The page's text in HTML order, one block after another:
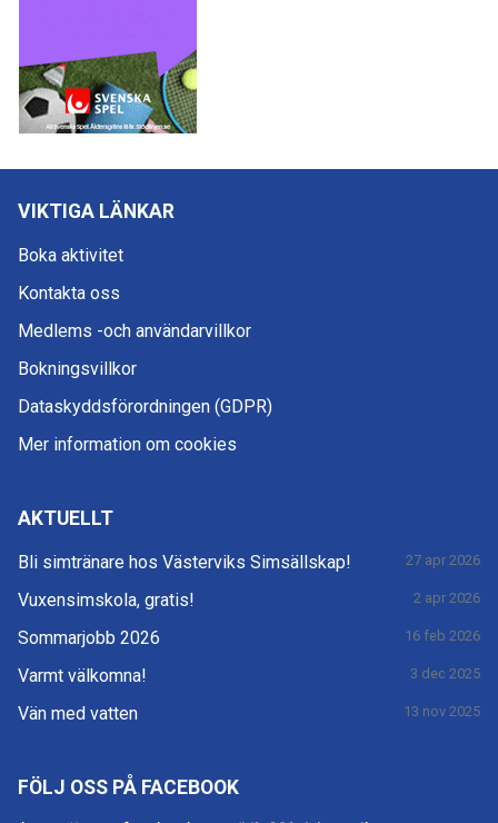
VIKTIGA LÄNKAR
Boka aktivitet
Kontakta oss
Medlems -och användarvillkor
Bokningsvillkor
Dataskyddsförordningen (GDPR)
Mer information om cookies
AKTUELLT
Bli simtränare hos Västerviks Simsällskap! 27 apr 2026
Vuxensimskola, gratis! 2 apr 2026
Sommarjobb 2026 16 feb 2026
Varmt välkomna! 3 dec 2025
Vän med vatten 13 nov 2025
FÖLJ OSS PÅ FACEBOOK